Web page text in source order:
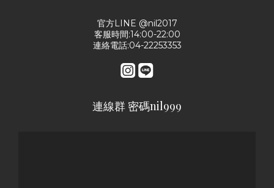
官方LINE @nil2017
客服時間:14:00-22:00
連絡電話:04-22253353
連線群 密碼nil999